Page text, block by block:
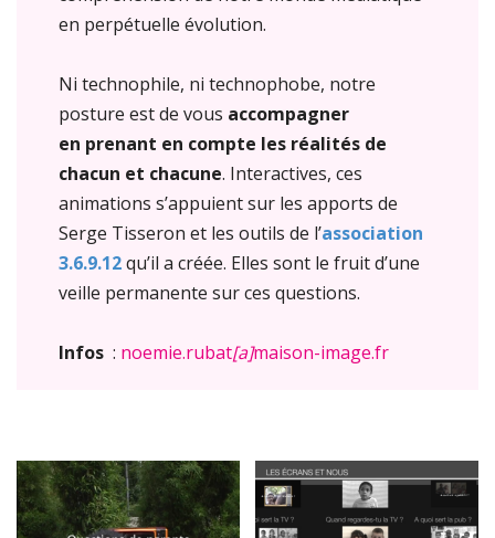
en perpétuelle évolution.
Ni technophile, ni technophobe, notre
posture est de vous accompagner
en prenant en compte les réalités de
chacun et chacune. Interactives, ces
animations s’appuient sur les apports de
Serge Tisseron et les outils de l’association
3.6.9.12qu’il a créée. Elles sont le fruit d’une
veille permanente sur ces questions.
Infos : noemie.rubat[a]maison-image.fr